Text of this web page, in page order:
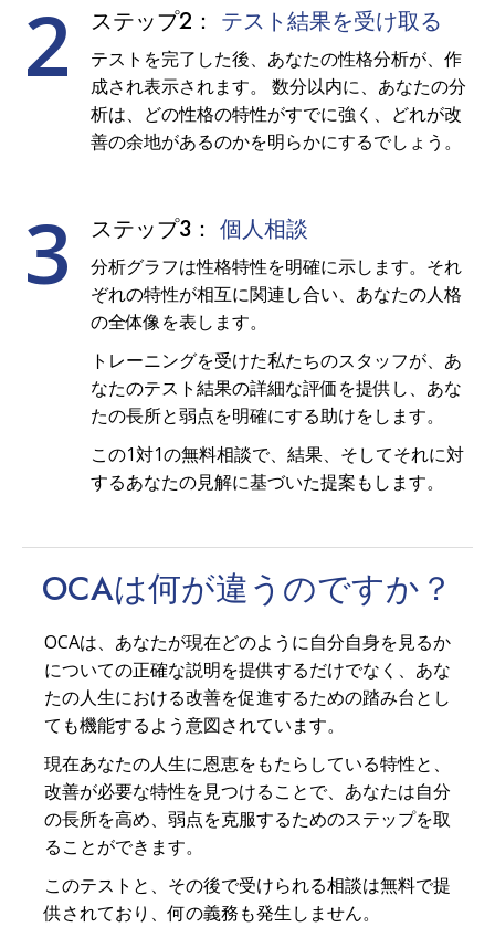
2 ステップ2： テスト結果を受け取る
テストを完了した後、あなたの性格分析が、作
成され表示されます。 数分以内に、あなたの分
析は、どの性格の特性がすでに強く、どれが改
善の余地があるのかを明らかにするでしょう。
3 ステップ3： 個人相談
分析グラフは性格特性を明確に示します。それ
ぞれの特性が相互に関連し合い、あなたの人格
の全体像を表します。
トレーニングを受けた私たちのスタッフが、あ
なたのテスト結果の詳細な評価を提供し、あな
たの長所と弱点を明確にする助けをします。
この1対1の無料相談で、結果、そしてそれに対
するあなたの見解に基づいた提案もします。
OCAは何が違う のですか？
OCAは、あなたが現在どのように自分自身を見るか
についての正確な説明を提供するだけでなく、あな
たの人生における改善を促進するための踏み台とし
ても機能するよう意図されています。
現在あなたの人生に恩恵をもたらしている特性と、
改善が必要な特性を見つけることで、あなたは自分
の長所を高め、弱点を克服するためのステップを取
ることができます。
このテストと、その後で受けられる相談は無料で提
供されており、何の義務も発生しません。